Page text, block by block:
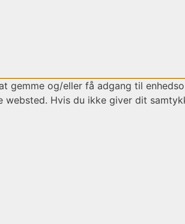
og/eller få adgang til
Hvis du ikke giver dit